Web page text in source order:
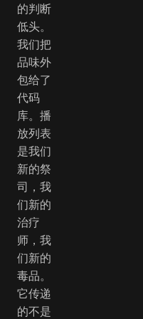
的判断
低头。
我们把
品味外
包给了
代码
库。播
放列表
是我们
新的祭
司，我
们新的
治疗
师，我
们新的
毒品。
它传递
的不是